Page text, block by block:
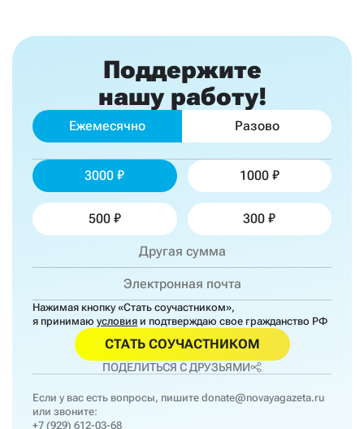
Поддержите
нашу работу!
Ежемесячно Разово
3000 1000
500 300
Нажимая кнопку «Стать соучастником»,
я принимаю условия и подтверждаю свое гражданство РФ
СТАТЬ СОУЧАСТНИКОМ
ПОДЕЛИТЬСЯ С ДРУЗЬЯМИ
Если у вас есть вопросы, пишите donate@novayagazeta.ru
или звоните:
+7 (929) 612-03-68